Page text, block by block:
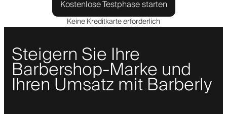
Kostenlose Testphase starten
Keine Kreditkarte erforderlich
Steigern Sie Ihre
Barbershop-Marke und
Ihren Umsatz mit Barberly